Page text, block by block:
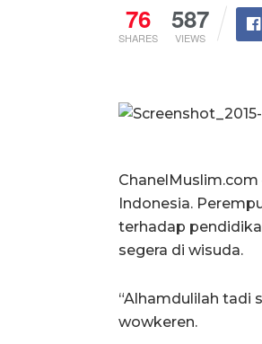
76
SHARES
587
VIEWS
Indonesia.
terhadap
segera di wisuda.
“Alhamdulilah tadi
wowkeren.